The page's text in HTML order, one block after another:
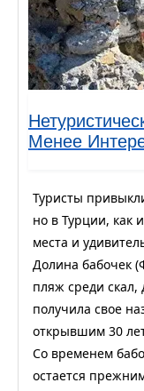
Менее
Туристы
но в Турции, как
места и
Долина бабочек
пляж среди скал,
получила свое
открывшим 30
Со временем
остается